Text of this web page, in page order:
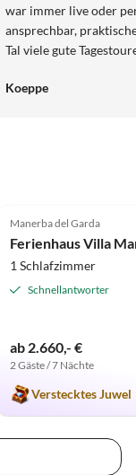
war immer live oder
ansprechbar, praktische Garage, im
Tal viele gute
auch attraktive
Koeppe
Manerba del Garda
Ferienhaus Villa
1 Schlafzimmer
Schnellantworter
ab 2.660,- €
2 Gäste / 7 Nächte
Verstecktes Juwel